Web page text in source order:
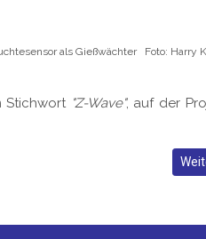
als Gießwächter Foto: Harry
Stichwort "Z-Wave", auf der